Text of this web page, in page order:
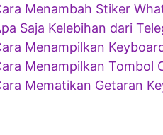
Menambah Stiker
Saja Kelebihan dari
Menampilkan
Menampilkan Tombol
Mematikan Getaran